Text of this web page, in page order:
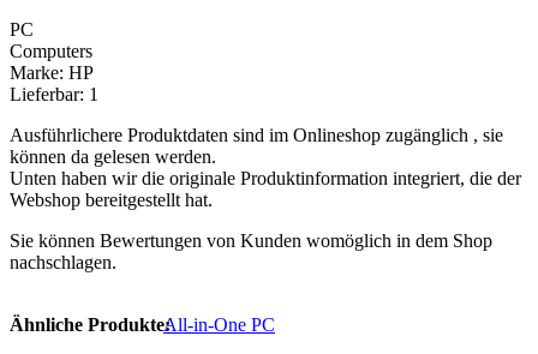
PC
Computers
Marke: HP
Lieferbar: 1
Ausführlichere Produktdaten sind im Onlineshop zugänglich , sie
können da gelesen werden.
Unten haben wir die originale Produktinformation integriert, die der
Webshop bereitgestellt hat.
Sie können Bewertungen von Kunden womöglich in dem Shop
nachschlagen.
Ähnliche Produkte:All-in-One PC